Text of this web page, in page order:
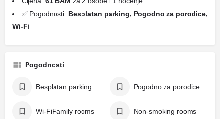
✅ Pogodnosti: Besplatan parking, Pogodno za porodice,
Wi-Fi
Pogodnosti
Besplatan parking Pogodno za porodice
Wi-FiFamily rooms Non-smoking rooms